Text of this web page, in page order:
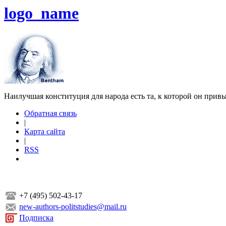
logo_name
Наилучшая конституция для народа есть та, к которой он
Обратная связь
|
Карта сайта
|
RSS
+7 (495) 502-43-17
new-authors-politstudies@mail.ru
Подписка